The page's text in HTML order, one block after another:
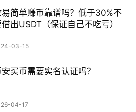
易简单赚币靠谱吗？低于30%不
借出USDT（保证自己不吃亏）
03-15
安买币需要实名认证吗？
04-17